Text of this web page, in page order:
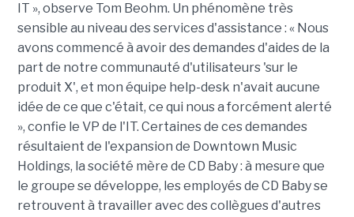
IT », observe Tom Beohm. Un phénomène très
sensible au niveau des services d'assistance : « Nous
avons commencé à avoir des demandes d'aides de la
part de notre communauté d'utilisateurs 'sur le
produit X', et mon équipe help-desk n'avait aucune
idée de ce que c'était, ce qui nous a forcément alerté
», confie le VP de l'IT. Certaines de ces demandes
résultaient de l'expansion de Downtown Music
Holdings, la société mère de CD Baby : à mesure que
le groupe se développe, les employés de CD Baby se
retrouvent à travailler avec des collègues d'autres